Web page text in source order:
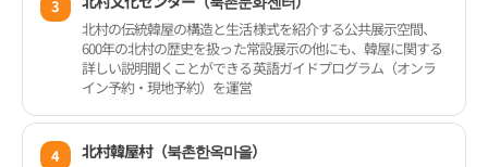
3
北村の伝統韓屋の構造と生活様式を紹介する公共展示空間、
600年の北村の歴史を扱った常設展示の他にも、韓屋に関する
詳しい説明聞くことができる英語ガイドプログラム（オンラ
イン予約・現地予約）を運営
4 北村韓屋村（북촌한옥마을）